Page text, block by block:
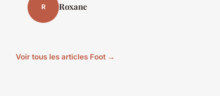
R Roxane
Voir tous les articles Foot →